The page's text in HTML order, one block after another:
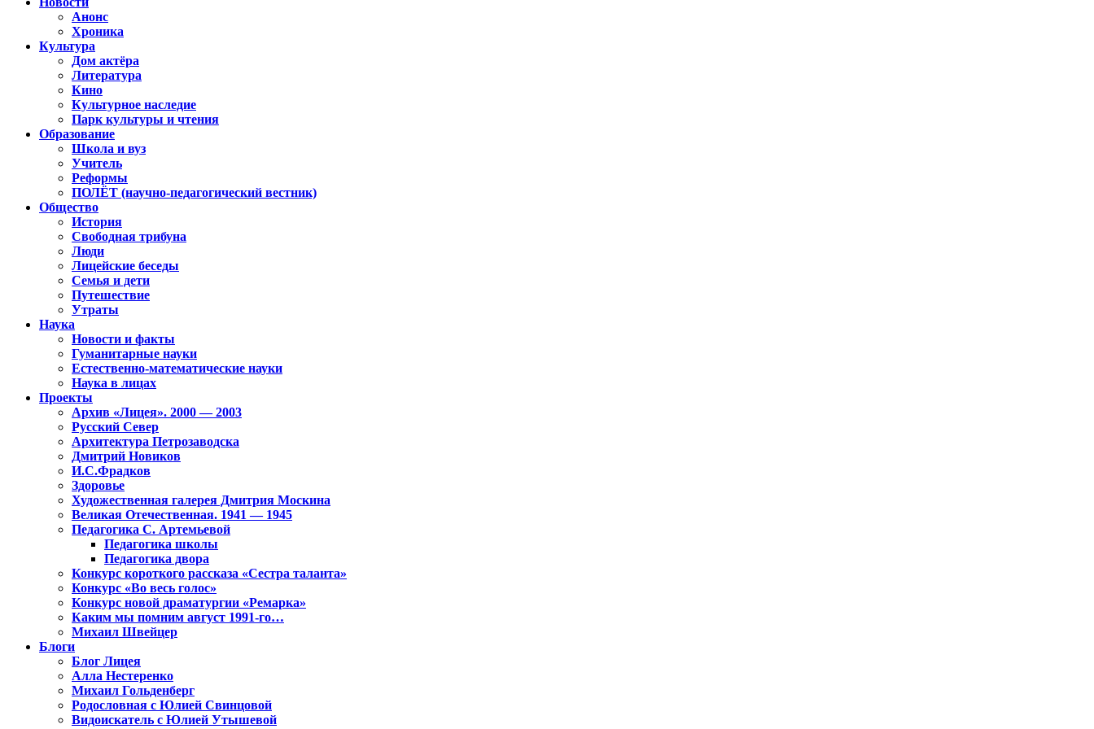
Анонс
Хроника
Культура
Дом актёра
Литература
Кино
Культурное наследие
Парк культуры и чтения
Образование
Школа и вуз
Учитель
Реформы
ПОЛЁТ (научно-педагогический вестник)
Общество
История
Свободная трибуна
Люди
Лицейские беседы
Семья и дети
Путешествие
Утраты
Наука
Новости и факты
Гуманитарные науки
Естественно-математические науки
Наука в лицах
Проекты
Архив «Лицея». 2000 — 2003
Русский Север
Архитектура Петрозаводска
Дмитрий Новиков
И.С.Фрадков
Здоровье
Художественная галерея Дмитрия Москина
Великая Отечественная. 1941 — 1945
Педагогика С. Артемьевой
Педагогика школы
Педагогика двора
Конкурс короткого рассказа «Сестра таланта»
Конкурс «Во весь голос»
Конкурс новой драматургии «Ремарка»
Каким мы помним август 1991-го…
Михаил Швейцер
Блоги
Блог Лицея
Алла Нестеренко
Михаил Гольденберг
Родословная с Юлией Свинцовой
Видоискатель с Юлией Утышевой